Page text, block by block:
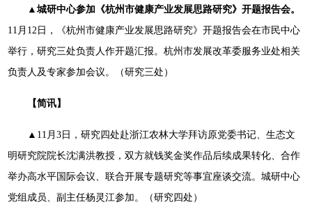
▲城研中心参加《杭州市健康产业发展思路研究》开题报告会。
11月12日，《杭州市健康产业发展思路研究》开题报告会在市民中心
举行，研究三处负责人作开题汇报。杭州市发展改革委服务业处相关
负责人及专家参加会议。（研究三处）
【简讯】
▲11月3日，研究四处赴浙江农林大学拜访原党委书记、生态文
明研究院院长沈满洪教授，双方就钱奖金奖作品后续成果转化、合作
举办高水平国际会议、联合开展专题研究等事宜座谈交流。城研中心
党组成员、副主任杨灵江参加。（研究四处）